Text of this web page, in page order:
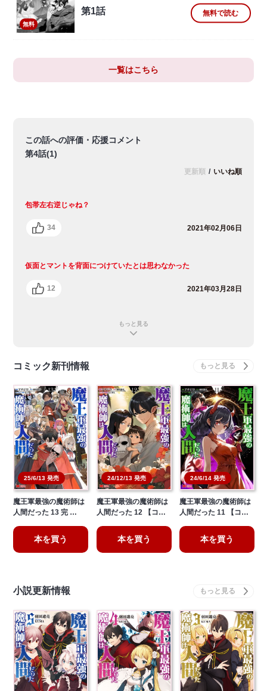
無料
第1話 無料で読む
一覧はこちら
この話への評価・応援コメント
第4話(1)
更新順 / いいね順
包帯左右逆じゃね？
34 2021年02月06日
仮面とマントを背面につけていたとは思わなかった
12 2021年03月28日
もっと見る
コミック新刊情報
25/6/13 発売
魔王軍最強の魔術師は
人間だった 13 完 …
本を買う
24/12/13 発売
魔王軍最強の魔術師は
人間だった 12 【コ…
本を買う
24/6/14 発売
魔王軍最強の魔術師は
人間だった 11 【コ…
本を買う
小説更新情報